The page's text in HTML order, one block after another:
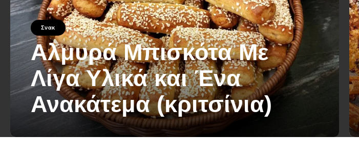
Σνακ
Αλμυρά Μπισκότα Με
Λίγα Υλικά και Ένα
Ανακάτεμα (κριτσίνια)
4 Ιουνίου 2026